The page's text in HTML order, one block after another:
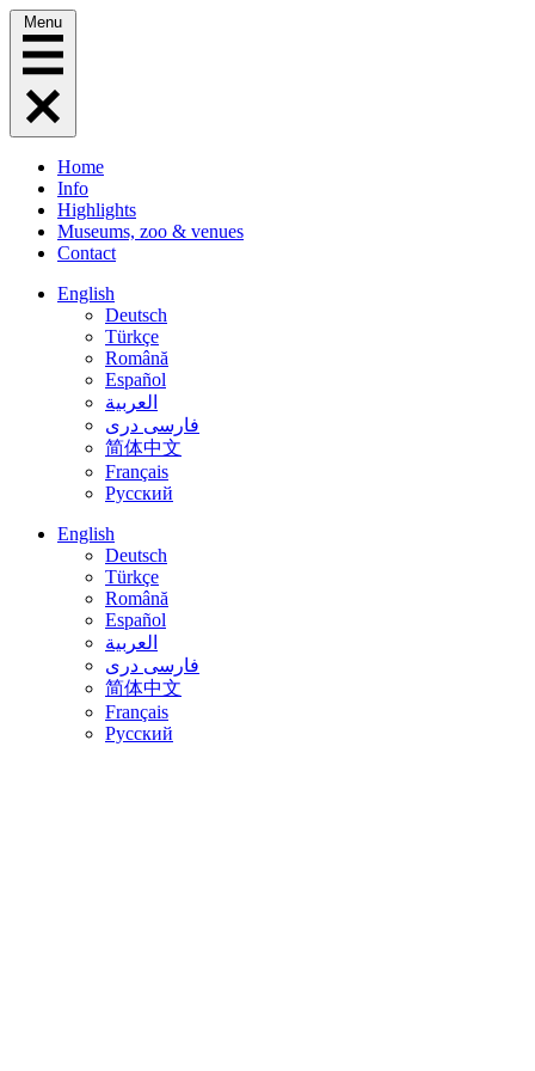
Menu
Home
Info
Highlights
Museums, zoo & venues
Contact
English
Deutsch
Türkçe
Română
Español
العربية
فارسی دری
简体中文
Français
Русский
English
Deutsch
Türkçe
Română
Español
العربية
فارسی دری
简体中文
Français
Русский